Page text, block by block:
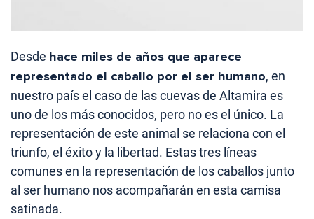
Desde hace miles de años que aparece
representado el caballo por el ser humano, en
nuestro país el caso de las cuevas de Altamira es
uno de los más conocidos, pero no es el único. La
representación de este animal se relaciona con el
triunfo, el éxito y la libertad. Estas tres líneas
comunes en la representación de los caballos junto
al ser humano nos acompañarán en esta camisa
satinada.